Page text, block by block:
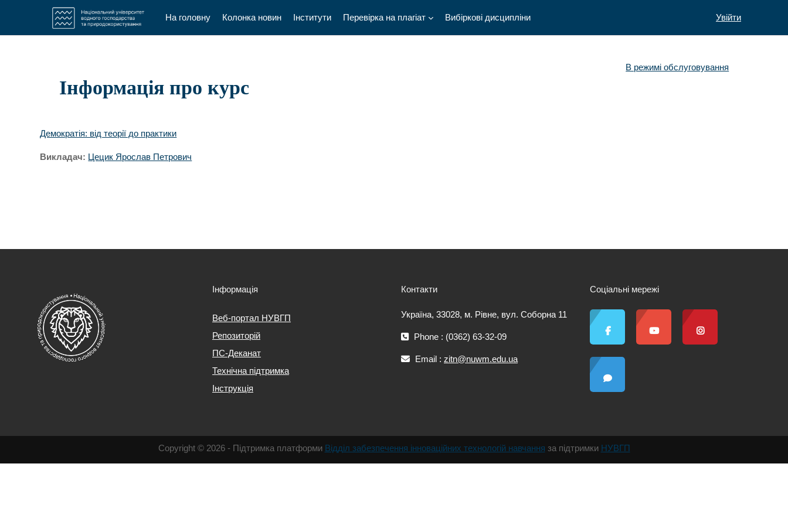
На головну Колонка новин Інститути Перевірка на плагіат Вибіркові дисципліни Увійти
В режимі обслуговування
Інформація про курс
Демократія: від теорії до практики
Викладач: Цецик Ярослав Петрович
Інформація
Веб-портал НУВГП
Репозиторій
ПС-Деканат
Технічна підтримка
Інструкція
Контакти
Україна, 33028, м. Рівне, вул. Соборна 11
Phone : (0362) 63-32-09
Email : zitn@nuwm.edu.ua
Соціальні мережі
Copyright © 2026 - Підтримка платформи Відділ забезпечення інноваційних технологій навчання за підтримки НУВГП